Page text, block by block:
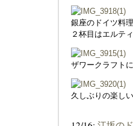
銀座のドイツ料
２杯目はエルテ
ザワークラフト
久しぶりの楽し